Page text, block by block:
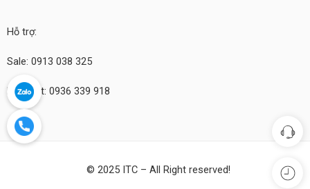
Hỗ trợ:
Sale: 0913 038 325
Kỹ thuật: 0936 339 918
© 2025 ITC – All Right reserved!